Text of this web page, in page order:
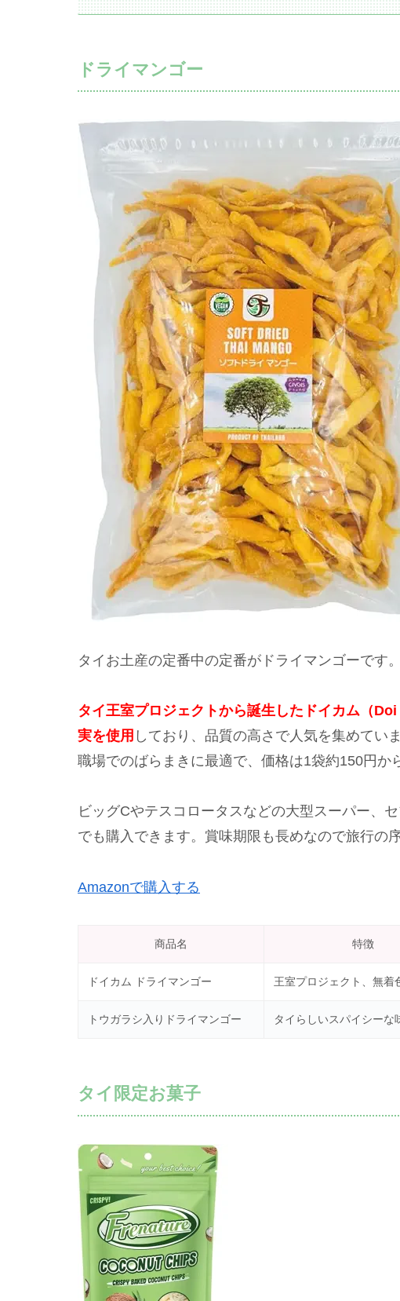
ドライマンゴー
タイお土産の定番中の定番がドライマンゴーです。
タイ王室プロジェクトから誕生したドイカム（
実を使用 しており、品質の高さで人気を集めてい
職場でのばらまきに最適で、価格は1袋約150円か
ビッグCやテスコロータスなどの大型スーパー、
でも購入できます。賞味期限も長めなので旅行の
Amazonで購入する
商品名 特徴
ドイカム ドライマンゴー 王室プロジェクト、無着
トウガラシ入りドライマンゴー タイらしいスパイシーな
タイ限定お菓子